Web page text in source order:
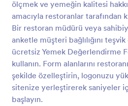
ölçmek ve yemeğin kalitesi
amacıyla restoranlar tarafından
Bir restoran müdürü veya
anketle müşteri bağlılığını
ücretsiz Yemek Değerlendirme
kullanın. Form alanlarını
şekilde özelleştirin, logonuzu
sitenize yerleştirerek saniyeler
başlayın.
formu ile müşteri
veriminizin artışını göreceksiniz!